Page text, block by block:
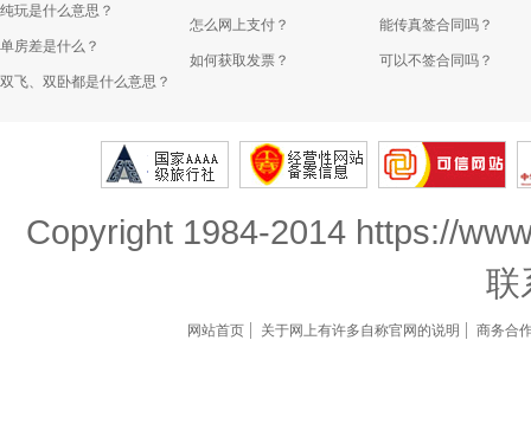
纯玩是什么意思？
单房差是什么？
双飞、双卧都是什么意思？
怎么网上支付？
如何获取发票？
能传真签合同吗？
可以不签合同吗？
Copyright 1984-2014 https://
联
网站首页 关于网上有许多自称官网的说明 商务合